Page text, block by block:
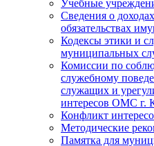
Учебные
Сведения о
обязательствах
Кодексы этики и
муниципальных
Комиссии по
служебному
служащих и
интересов ОМС г.
Конфликт
Методические
Памятка для